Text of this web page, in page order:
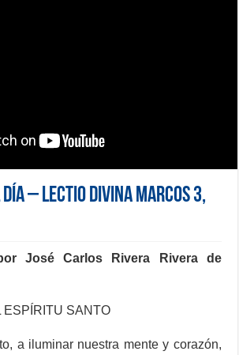
– Lectio Divina Marcos 3,
José Carlos Rivera Rivera de
ESPÍRITU SANTO
a iluminar nuestra mente y corazón,